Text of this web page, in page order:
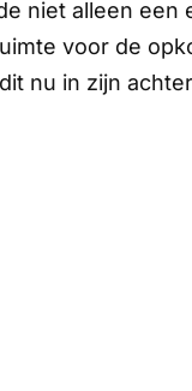
niet alleen een
voor de
nu in zijn